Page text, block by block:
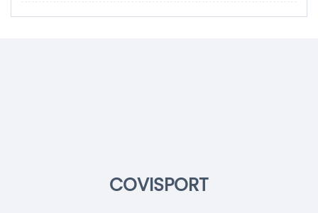
COVISPORT